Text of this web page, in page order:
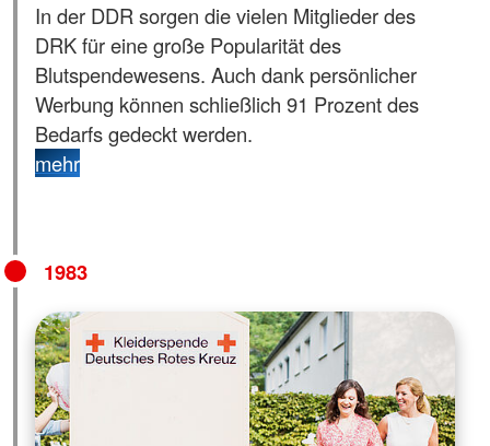
In der DDR sorgen die vielen Mitglieder des
DRK für eine große Popularität des
Blutspendewesens. Auch dank persönlicher
Werbung können schließlich 91 Prozent des
Bedarfs gedeckt werden.
mehr
1983